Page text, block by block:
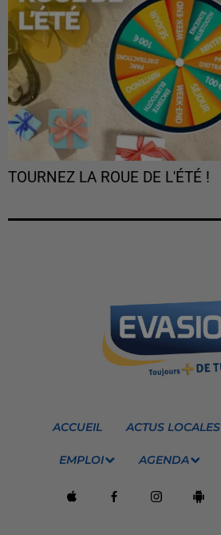
TOURNEZ LA ROUE DE L'ÉTÉ !
ACCUEIL ACTUS LOCALES
EMPLOI AGENDA